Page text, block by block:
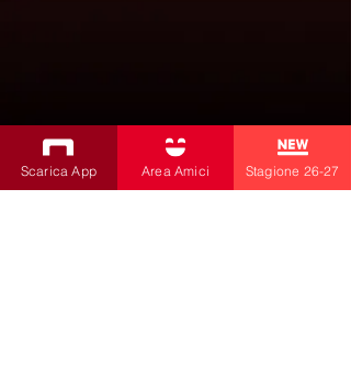
Scarica App Area Amici Stagione 26-27